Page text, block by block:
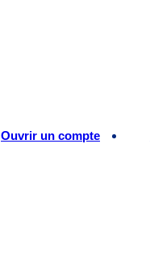
Ouvrir un compte